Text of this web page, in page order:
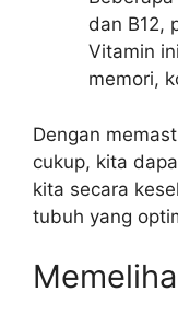
dan B12,
Vitamin
memori,
Dengan
cukup, kita
kita secara
tubuh yang